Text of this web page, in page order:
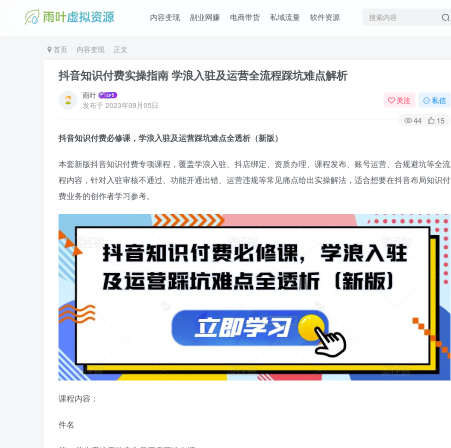
内容变现 副业网赚 电商带货 私域流量 软件资源
首页 内容变现 正文
抖音知识付费实操指南 学浪入驻及运营全流程踩坑难点解析
雨叶
发布于 2023年09月05日 关注 私信
44 15
抖音知识付费必修课，学浪入驻及运营踩坑难点全透析（新版）
本套新版抖音知识付费专项课程，覆盖学浪入驻、抖店绑定、资质办理、课程发布、账号运营、合规避坑等全流
程内容，针对入驻审核不通过、功能开通出错、运营违规等常见痛点给出实操解法，适合想要在抖音布局知识付
费业务的创作者学习参考。
课程内容：
件名